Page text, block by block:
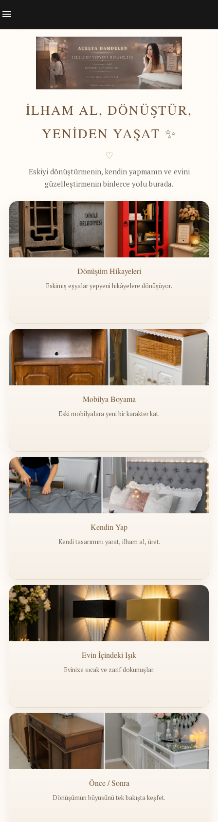
İLHAM AL, DÖNÜŞTÜR,
YENİDEN YAŞAT ✨
♡
Eskiyi dönüştürmenin, kendin yapmanın ve evini
güzelleştirmenin binlerce yolu burada.
Dönüşüm Hikayeleri
Eskimiş eşyalar yepyeni hikâyelere dönüşüyor.
Mobilya Boyama
Eski mobilyalara yeni bir karakter kat.
Kendin Yap
Kendi tasarımını yarat, ilham al, üret.
Evin İçindeki Işık
Evinize sıcak ve zarif dokunuşlar.
Önce / Sonra
Dönüşümün büyüsünü tek bakışta keşfet.